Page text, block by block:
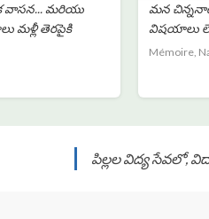
ఒక వాసన... మరియు
మళ్లీ తెరపైకి
మన
విషయాలు
Mémoire,
పిల్లల విద్య సేవలో,